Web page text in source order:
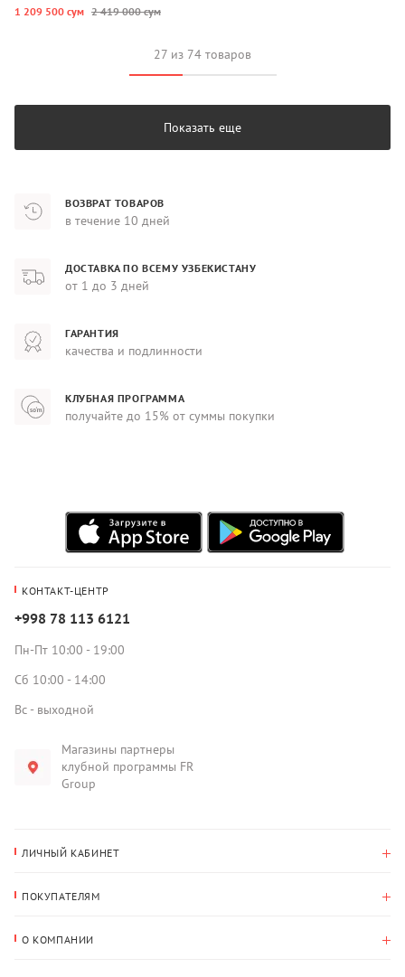
1 209 500 сум 2 419 000 сум
27 из 74 товаров
Показать еще
ВОЗВРАТ ТОВАРОВ
в течение 10 дней
ДОСТАВКА ПО ВСЕМУ УЗБЕКИСТАНУ
от 1 до 3 дней
ГАРАНТИЯ
качества и подлинности
КЛУБНАЯ ПРОГРАММА
получайте до 15% от суммы покупки
КОНТАКТ-ЦЕНТР
+998 78 113 6121
Пн-Пт 10:00 - 19:00
Сб 10:00 - 14:00
Вс - выходной
Магазины партнеры
клубной программы FR
Group
ЛИЧНЫЙ КАБИНЕТ
Адрес для доставки
ПОКУПАТЕЛЯМ
О КОМПАНИИ